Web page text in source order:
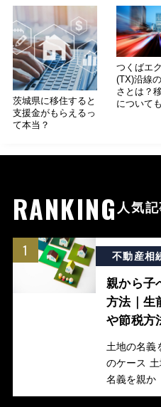
茨城県に移住すると
支援金がもらえるっ
て本当？
つくばエ
(TX)沿線
さとは？
について
RANKING 人気記
1 不動産相
親から子
方法｜生
や節税方
土地の名義
のケース
名義を親か